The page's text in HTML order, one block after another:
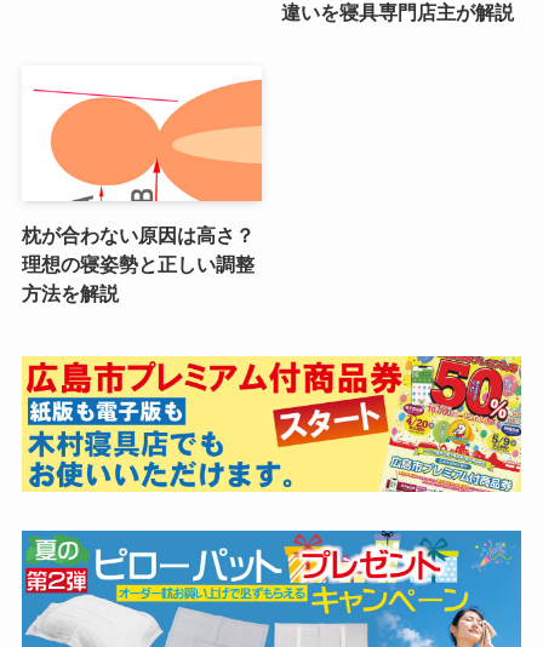
違いを寝具専門店主が解説
枕が合わない原因は高さ？
理想の寝姿勢と正しい調整
方法を解説